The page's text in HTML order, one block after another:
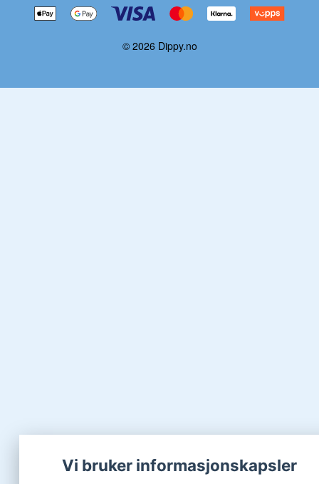
© 2026 Dippy.no
Vi bruker informasjonskapsler